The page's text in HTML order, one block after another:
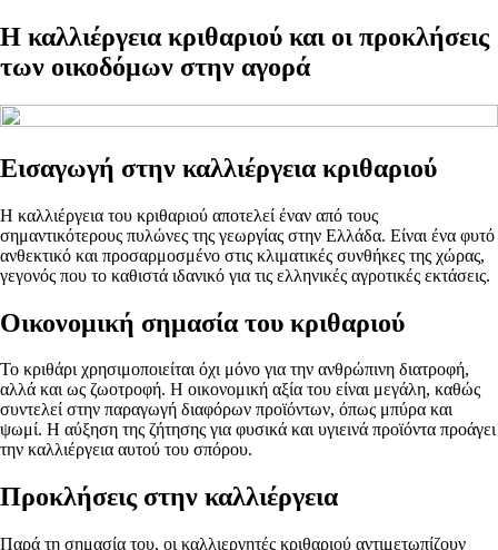
Η καλλιέργεια κριθαριού και οι προκλήσεις
των οικοδόμων στην αγορά
Εισαγωγή στην καλλιέργεια κριθαριού
Η καλλιέργεια του κριθαριού αποτελεί έναν από τους
σημαντικότερους πυλώνες της γεωργίας στην Ελλάδα. Είναι ένα φυτό
ανθεκτικό και προσαρμοσμένο στις κλιματικές συνθήκες της χώρας,
γεγονός που το καθιστά ιδανικό για τις ελληνικές αγροτικές εκτάσεις.
Οικονομική σημασία του κριθαριού
Το κριθάρι χρησιμοποιείται όχι μόνο για την ανθρώπινη διατροφή,
αλλά και ως ζωοτροφή. Η οικονομική αξία του είναι μεγάλη, καθώς
συντελεί στην παραγωγή διαφόρων προϊόντων, όπως μπύρα και
ψωμί. Η αύξηση της ζήτησης για φυσικά και υγιεινά προϊόντα προάγει
την καλλιέργεια αυτού του σπόρου.
Προκλήσεις στην καλλιέργεια
Παρά τη σημασία του, οι καλλιεργητές κριθαριού αντιμετωπίζουν